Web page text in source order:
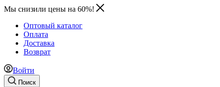
Мы снизили цены на 60%!
Оптовый каталог
Оплата
Доставка
Возврат
Войти
Поиск